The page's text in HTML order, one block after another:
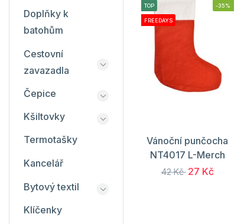
TOP
FREEDAYS
-35%
Vánoční punčocha
NT4017 L-Merch
42 Kč 27 Kč
Doplňky k
batohům
Cestovní
zavazadla
Čepice
Kšiltovky
Termotašky
Kancelář
Bytový textil
Klíčenky